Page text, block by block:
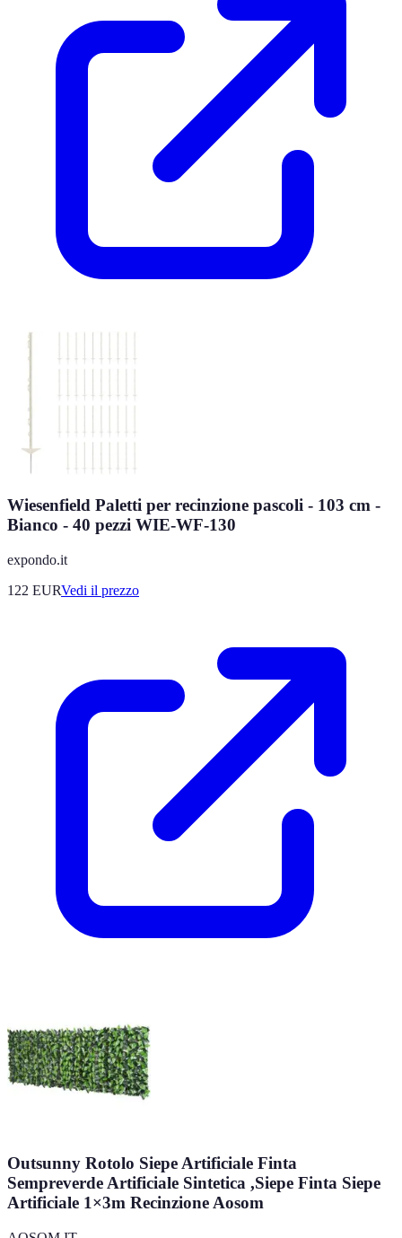
Wiesenfield Paletti per recinzione pascoli - 103 cm -
Bianco - 40 pezzi WIE-WF-130
expondo.it
122 EURVedi il prezzo
Outsunny Rotolo Siepe Artificiale Finta
Sempreverde Artificiale Sintetica ,Siepe Finta Siepe
Artificiale 1×3m Recinzione Aosom